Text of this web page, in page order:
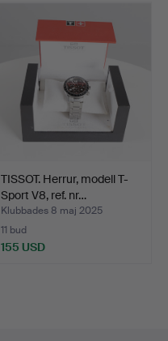
TISSOT. Herrur, modell T-
Sport V8, ref. nr…
Klubbades 8 maj 2025
11 bud
155 USD